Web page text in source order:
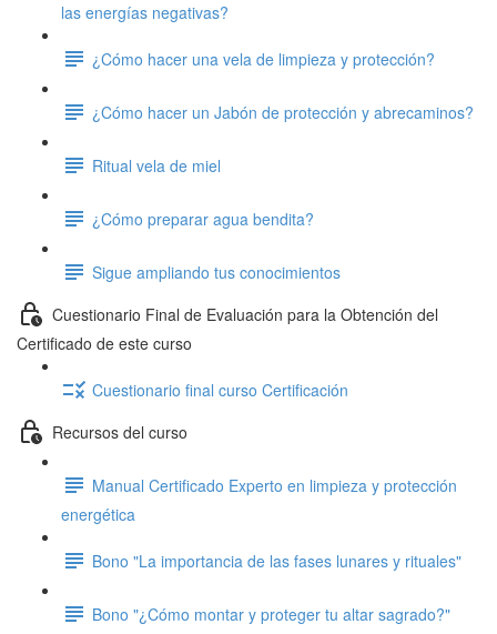
las energías negativas?
¿Cómo hacer una vela de limpieza y protección?
¿Cómo hacer un Jabón de protección y abrecaminos?
Ritual vela de miel
¿Cómo preparar agua bendita?
Sigue ampliando tus conocimientos
Cuestionario Final de Evaluación para la Obtención del
Certificado de este curso
Cuestionario final curso Certificación
Recursos del curso
Manual Certificado Experto en limpieza y protección
energética
Bono "La importancia de las fases lunares y rituales"
Bono "¿Cómo montar y proteger tu altar sagrado?"